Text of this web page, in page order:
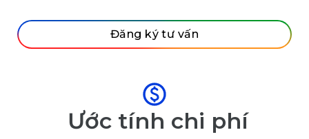
Đăng ký tư vấn
Ước tính chi phí